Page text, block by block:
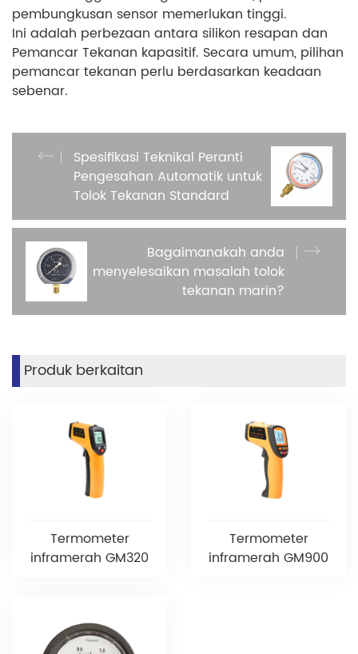
pembungkusan sensor memerlukan tinggi.
Ini adalah perbezaan antara silikon resapan dan
Pemancar Tekanan kapasitif. Secara umum, pilihan
pemancar tekanan perlu berdasarkan keadaan
sebenar.
Spesifikasi Teknikal Peranti
Pengesahan Automatik untuk
Tolok Tekanan Standard
Bagaimanakah anda
menyelesaikan masalah tolok
tekanan marin?
Produk berkaitan
Termometer
inframerah GM320
Termometer
inframerah GM900